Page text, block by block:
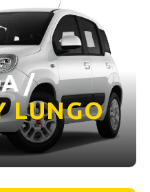
/
LUNGO